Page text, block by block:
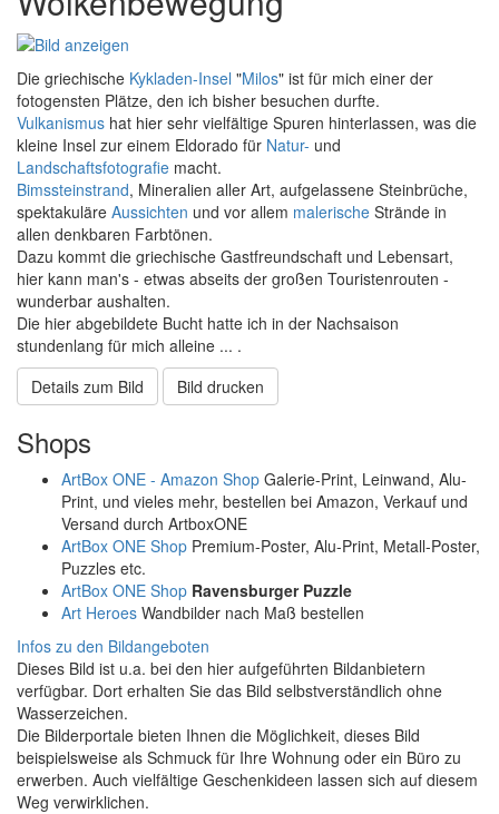
Die griechische Kykladen-Insel "Milos" ist für mich einer der
fotogensten Plätze, den ich bisher besuchen durfte.
Vulkanismus hat hier sehr vielfältige Spuren hinterlassen, was die
kleine Insel zur einem Eldorado für Natur- und
Landschaftsfotografie macht.
Bimssteinstrand, Mineralien aller Art, aufgelassene Steinbrüche,
spektakuläre Aussichten und vor allem malerische Strände in
allen denkbaren Farbtönen.
Dazu kommt die griechische Gastfreundschaft und Lebensart,
hier kann man's - etwas abseits der großen Touristenrouten -
wunderbar aushalten.
Die hier abgebildete Bucht hatte ich in der Nachsaison
stundenlang für mich alleine ... .
Details zum Bild
Bild drucken
Shops
ArtBox ONE - Amazon Shop Galerie-Print, Leinwand, Alu-
Print, und vieles mehr, bestellen bei Amazon, Verkauf und
Versand durch ArtboxONE
ArtBox ONE Shop Premium-Poster, Alu-Print, Metall-Poster,
Puzzles etc.
ArtBox ONE Shop Ravensburger Puzzle
Art Heroes Wandbilder nach Maß bestellen
Infos zu den Bildangeboten
Dieses Bild ist u.a. bei den hier aufgeführten Bildanbietern
verfügbar. Dort erhalten Sie das Bild selbstverständlich ohne
Wasserzeichen.
Die Bilderportale bieten Ihnen die Möglichkeit, dieses Bild
beispielsweise als Schmuck für Ihre Wohnung oder ein Büro zu
erwerben. Auch vielfältige Geschenkideen lassen sich auf diesem
Weg verwirklichen.